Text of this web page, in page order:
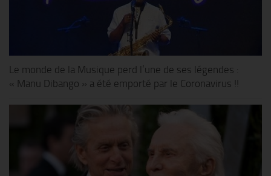
Le monde de la Musique perd l’une de ses légendes :
« Manu Dibango » a été emporté par le Coronavirus !!